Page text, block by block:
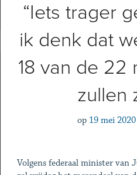
“Iets trager
ik denk dat
18 van de 22
zullen
op 19 mei
Volgens federaal minister van